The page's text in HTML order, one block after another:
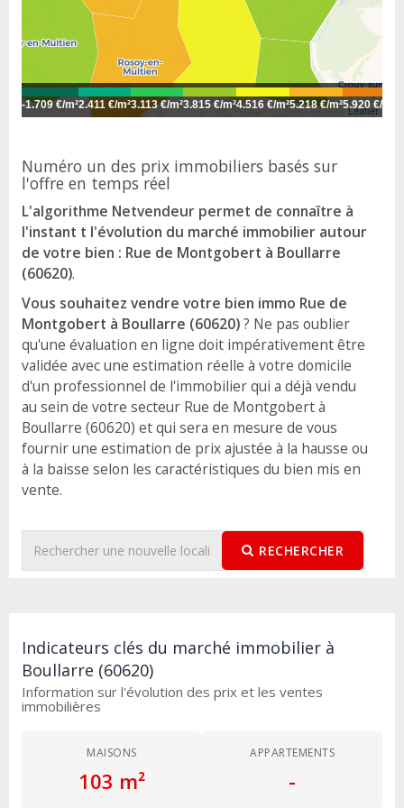
Leaflet
-1.709 €/m²2.411 €/m²3.113 €/m²3.815 €/m²4.516 €/m²5.218 €/m²5.920 €/m²
Numéro un des prix immobiliers basés sur
l'offre en temps réel
L'algorithme Netvendeur permet de connaître à
l'instant t l'évolution du marché immobilier autour
de votre bien : Rue de Montgobert à Boullarre
(60620).
Vous souhaitez vendre votre bien immo Rue de
Montgobert à Boullarre (60620)? Ne pas oublier
qu'une évaluation en ligne doit impérativement être
validée avec une estimation réelle à votre domicile
d'un professionnel de l'immobilier qui a déjà vendu
au sein de votre secteur Rue de Montgobert à
Boullarre (60620) et qui sera en mesure de vous
fournir une estimation de prix ajustée à la hausse ou
à la baisse selon les caractéristiques du bien mis en
vente.
RECHERCHER
Indicateurs clés du marché immobilier à
Boullarre (60620)
Information sur l'évolution des prix et les ventes
immobilières
MAISONS
103 m²
APPARTEMENTS
-